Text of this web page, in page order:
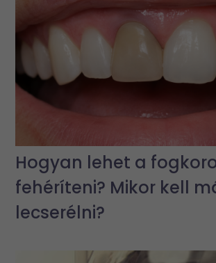
Hogyan lehet a
fehéríteni? Mikor kell
lecserélni?